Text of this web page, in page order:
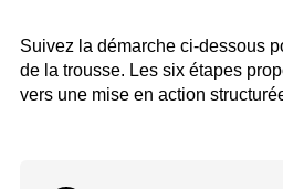
Suivez la démarche ci-dessous
de la trousse. Les six étapes
vers une mise en action